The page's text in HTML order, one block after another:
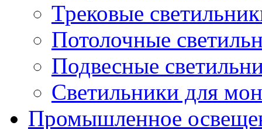
Трековые
Потолочные
Подвесные
Светильники для
Промышленное